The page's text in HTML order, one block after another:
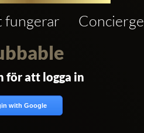
fungerar Concierge
för att logga in
with Google